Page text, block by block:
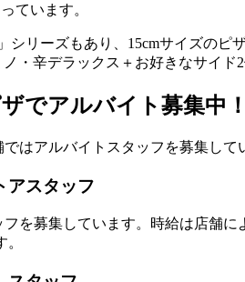
ています。
シリーズもあり、15cmサイズの
・辛デラックス＋お好きなサイド2
でアルバイト募集中！
はアルバイトスタッフを募集して
アスタッフ
を募集しています。時給は店舗